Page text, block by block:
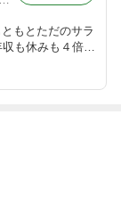
もとただのサラ
も休みも４倍